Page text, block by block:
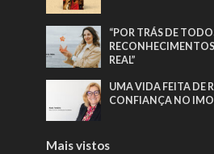
“POR TRÁS DE
REAL”
UMA VIDA FEITA DE
CONFIANÇA NO
Mais vistos